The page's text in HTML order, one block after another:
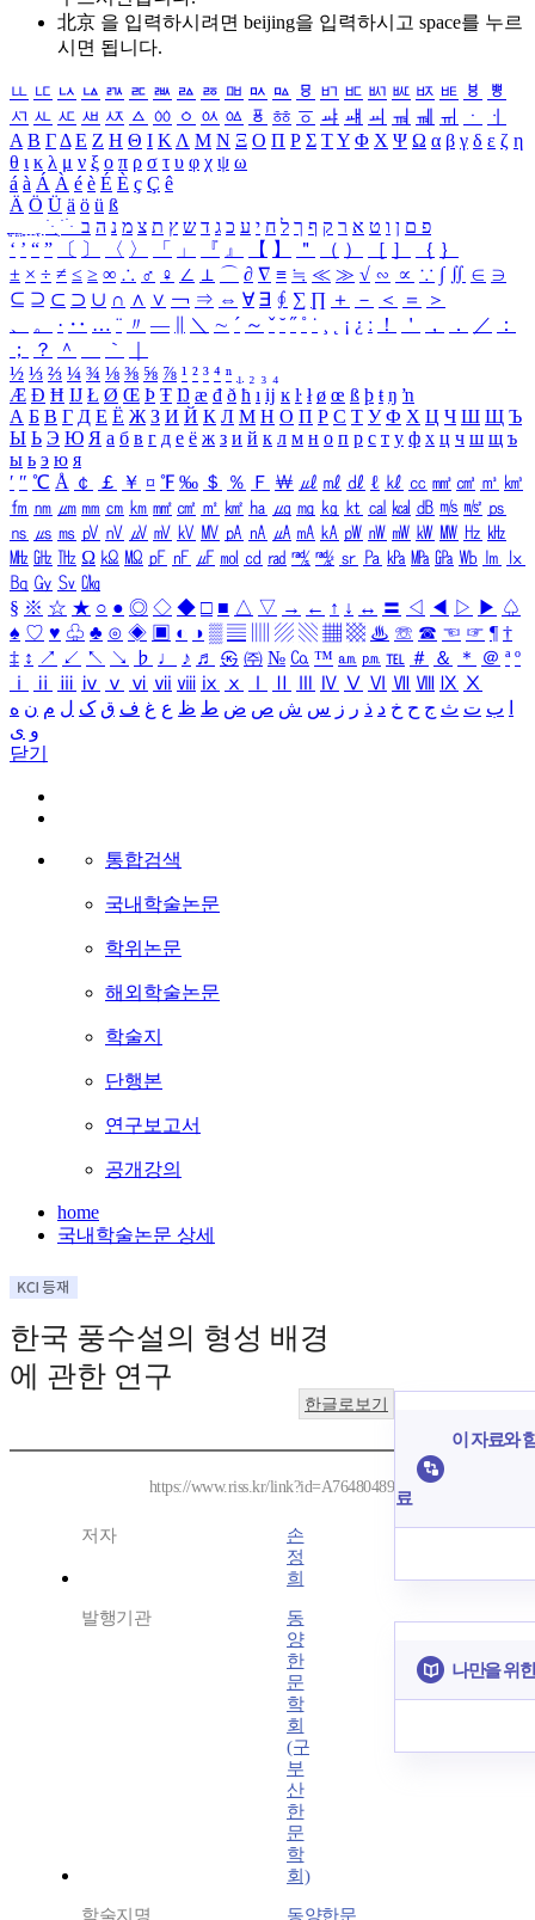
北京 을 입력하시려면 beijing을 입력하시고 space를 누르
시면 됩니다.
ㅥ ㅦ ㅧ ㅨ ㅩ ㅪ ㅫ ㅬ ㅭ ㅮ ㅯ ㅰ ㅱ ㅲ ㅳ ㅴ ㅵ ㅶ ㅷ ㅸ
ㅹ
ㅺ ㅻ ㅼ ㅽ ㅾ ㅿ ㆀ ㆁ ㆂ ㆃ ㆄ ㆅ ㆆ ㆇ ㆈ ㆉ ㆊ ㆋ ㆌ ㆍ
ㆎ
Α Β ΓΔ Ε Ζ Η Θ Ι ΚΛ Μ Ν Ξ Ο Π Ρ Σ ΤΥ Φ Χ Ψ Ω α β γ δ ε ζ η
θ ι κ λ μ ν ξ ο π ρ σ τ υ φ χ ψ ω
á à Á À é è É È ç Ç ê
Ä Ö Ü ä ö ü ß
ִֶֹ ֻּ ׁׂ פ ם ן ו ט א ר ק ף ך ל ח י ע כ ג ד ש ץ ת צ מ נ ה ב
‘ ’ “ ” 〔 〕 〈 〉 「 」 『 』 【 】 ＂ （ ） ［ ］ ｛ ｝
± × ÷ ≠ ≤ ≥ ∞ ∴ ♂ ♀ ∠ ⊥ ⌒ ∂ ∇ ≡ ≒ ≪ ≫ √ ∽ ∝ ∵ ∫ ∬ ∈ ∋
⊆ ⊇ ⊂ ⊃ ∪ ∩ ∧ ∨ ￢ ⇒ ⇔ ∀ ∃ ∮ ∑ ∏ ＋ － ＜ ＝
＞
、
。 · ‥ … ¨ 〃 ― ＼ ∼ ´ ～ ˇ ˘ ˝ ˚ ˙ ¸ ¡ ¿ ː ！ ＇ ， ． ／
：
；
？ ＾ ｀
½ ⅓ ⅔ ¼ ¾ ⅛ ⅜ ⅝ ⅞ ¹ ² ³ ⁴ ⁿ ₁ ₂ ₃ ₄
Æ Ð Ħ Ĳ Ł Ø Œ Þ Ŧ Ŋ æ đ ð ħ ı ĳ ĸ ŀ ł ø œ ß þ ŧ ŋ ŉ
А Б В Г Д Е Ё Ж З И Й К Л М Н О П Р С Т У Ф Х Ц Ч Ш Щ Ъ
Ы Ь Э Ю Я а б в г д е ё ж з и й к л м н о п р с т у ф х ц ч ш щ ъ
ы ь э ю я
′ ″ ℃ Å ￠ ￡ ￥ ¤ ℉ ‰ ＄ ％ Ｆ ￦ ㎕ ㎖ ㎗ ℓ ㎘ ㏄ ㎣ ㎤ ㎥ ㎦
㎙ ㎚ ㎛ ㎜ ㎝ ㎞ ㎟ ㎠ ㎡ ㎢ ㏊ ㎍ ㎎ ㎏ ㏏ ㎈ ㎉ ㏈ ㎧ ㎨ ㎰
㎱ ㎲ ㎳ ㎴ ㎵ ㎶ ㎷ ㎸ ㎹ ㎀ ㎁ ㎂ ㎃ ㎄ ㎺ ㎻ ㎽ ㎾ ㎿ ㎐ ㎑
㎒ ㎓ ㎔ Ω ㏀ ㏁ ㎊ ㎋ ㎌ ㏖ ㏅ ㎭ ㎮ ㎯ ㏛ ㎩ ㎪ ㎫ ㎬ ㏝ ㏐
㏓
㏃ ㏉ ㏜ ㏆
§ ※ ☆ ★ ○ ● ◎ ◇ ◆ □ ■ △ ▽ → ← ↑ ↓ ↔ 〓 ◁ ◀ ▷ ▶ ♤
♠ ♡ ♥ ♧ ♣ ⊙ ◈ ▣ ◐ ◑ ▒ ▤ ▨ ▧ ▦ ▩ ♨ ☏ ☎ ☜ ☞ ¶ †
‡ ↕ ↗ ↙ ↖ ↘ ♭ ♩ ♪ ♬ ㉿ ㈜ № ㏇ ™ ㏂ ㏘ ℡ ＃ ＆ ＊ ＠ ª º
ⅰ
ⅱ ⅲ ⅳ ⅴ ⅵ ⅶ ⅷ ⅸ ⅹ Ⅳ Ⅴ Ⅵ Ⅶ Ⅷ Ⅸ Ⅹ
ب ت ث ج ح خ د ذ ر ز س ش ص ض ط ظ ع غ ف ق ک ل م ن ه
و ی
닫기
통합검색
국내학술논문
학위논문
해외학술논문
학술지
단행본
연구보고서
공개강의
home
국내학술논문 상세
한국 풍수설의 형성 배경
에 관한 연구
한글로보기
https://www.riss.kr/link?id=A76480489
저자
손
정
희
발행기관
동
양
한
문
학
회
(구
부
산
한
문
학
회)
학술지명
동양한문
이 자료와
료
나만을 위